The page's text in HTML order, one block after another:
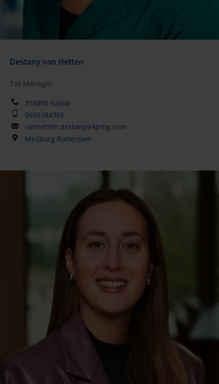
Destany van Hetten
Tax Manager
318890 92606
0655384365
vanhetten.destany@kpmg.com
Meijburg Rotterdam